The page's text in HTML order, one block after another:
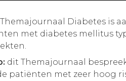
Diabetes is
met diabetes mellitus
dit Themajournaal
patiënten met zeer hoog